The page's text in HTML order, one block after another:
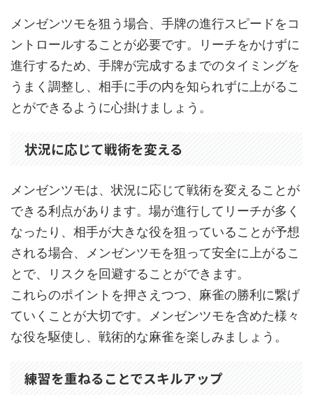
メンゼンツモを狙う場合、手牌の進行スピードをコ
ントロールすることが必要です。リーチをかけずに
進行するため、手牌が完成するまでのタイミングを
うまく調整し、相手に手の内を知られずに上がるこ
とができるように心掛けましょう。
状況に応じて戦術を変える
メンゼンツモは、状況に応じて戦術を変えることが
できる利点があります。場が進行してリーチが多く
なったり、相手が大きな役を狙っていることが予想
される場合、メンゼンツモを狙って安全に上がるこ
とで、リスクを回避することができます。
これらのポイントを押さえつつ、麻雀の勝利に繋げ
ていくことが大切です。メンゼンツモを含めた様々
な役を駆使し、戦術的な麻雀を楽しみましょう。
練習を重ねることでスキルアップ